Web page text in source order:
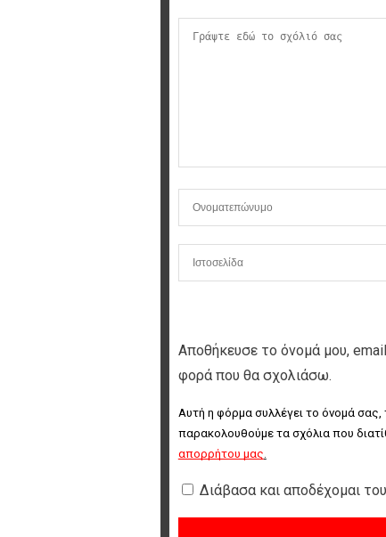
Αποθήκευσε το όνομά μου,
φορά που θα σχολιάσω.
Αυτή η φόρμα συλλέγει το όνομά
παρακολουθούμε τα σχόλια που
απορρήτου μας.
Διάβασα και αποδέχομαι